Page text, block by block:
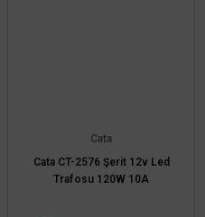
Cata
Cata CT-2576 Şerit 12v Led
Trafosu 120W 10A